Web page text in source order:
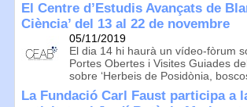
El Centre d’Estudis Avançats de
Ciència’ del 13 al 22 de novembre
05/11/2019
El dia 14 hi haurà un vídeo-fòrum
Portes Obertes i Visites Guiades
sobre ‘Herbeis de Posidònia,
La Fundació Carl Faust participa a